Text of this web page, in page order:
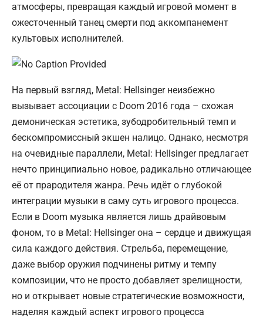
атмосферы, превращая каждый игровой момент в
ожесточенный танец смерти под аккомпанемент
культовых исполнителей.
На первый взгляд, Metal: Hellsinger неизбежно
вызывает ассоциации с Doom 2016 года – схожая
демоническая эстетика, зубодробительный темп и
бескомпромиссный экшен налицо. Однако, несмотря
на очевидные параллели, Metal: Hellsinger предлагает
нечто принципиально новое, радикально отличающее
её от прародителя жанра. Речь идёт о глубокой
интеграции музыки в саму суть игрового процесса.
Если в Doom музыка является лишь драйвовым
фоном, то в Metal: Hellsinger она – сердце и движущая
сила каждого действия. Стрельба, перемещение,
даже выбор оружия подчинены ритму и темпу
композиции, что не просто добавляет зрелищности,
но и открывает новые стратегические возможности,
наделяя каждый аспект игрового процесса